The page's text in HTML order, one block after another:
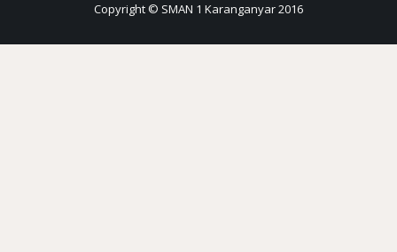
Copyright © SMAN 1 Karanganyar 2016